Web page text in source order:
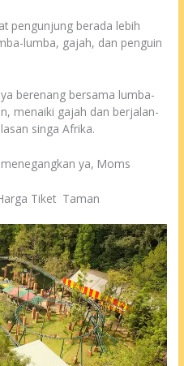
pengunjung berada lebih
lumba, gajah, dan penguin
berenang bersama lumba-
menaiki gajah dan berjalan-
singa Afrika.
ya, Moms
Tiket Taman